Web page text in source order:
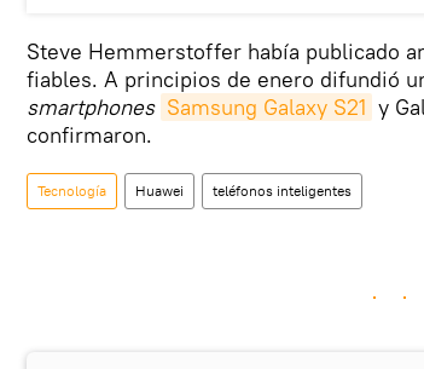
Steve Hemmerstoffer había publicado
fiables. A principios de enero difundió
smartphones Samsung Galaxy S21 y
confirmaron.
Tecnología Huawei teléfonos inteligentes